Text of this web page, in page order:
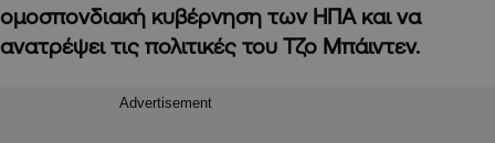
ομοσπονδιακή κυβέρνηση των ΗΠΑ και να
ανατρέψει τις πολιτικές του Τζο Μπάιντεν.
Advertisement